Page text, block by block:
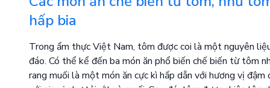
hấp bia
Trong ẩm thực Việt Nam, tôm được coi là một nguyên
đáo. Có thể kể đến ba món ăn phổ biến chế biến từ tôm
rang muối là một món ăn cực kì hấp dẫn với hương vị